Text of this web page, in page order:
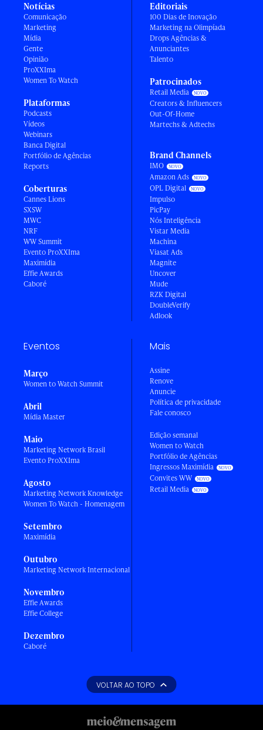
Notícias
Comunicação
Marketing
Mídia
Gente
Opinião
ProXXIma
Women To Watch
Plataformas
Podcasts
Vídeos
Webinars
Banca Digital
Portfólio de Agências
Reports
Coberturas
Cannes Lions
SXSW
MWC
NRF
WW Summit
Evento ProXXIma
Maximídia
Effie Awards
Caboré
Editoriais
100 Dias de Inovação
Marketing na Olimpíada
Drops Agências &
Anunciantes
Talento
Patrocinados
Retail Media
Creators & Influencers
Out-Of-Home
Martechs & Adtechs
Brand Channels
IMO
Amazon Ads
OPL Digital
Impulso
PicPay
Nós Inteligência
Vistar Media
Machina
Viasat Ads
Magnite
Uncover
Mude
RZK Digital
DoubleVerify
Adlook
Eventos
Março
Women to Watch Summit
Abril
Mídia Master
Maio
Marketing Network Brasil
Evento ProXXIma
Agosto
Marketing Network Knowledge
Women To Watch - Homenagem
Setembro
Maximídia
Outubro
Marketing Network Internacional
Novembro
Effie Awards
Effie College
Dezembro
Caboré
Mais
Assine
Renove
Anuncie
Política de privacidade
Fale conosco
Edição semanal
Women to Watch
Portfólio de Agências
Ingressos Maximídia
Convites WW
Retail Media
VOLTAR AO TOPO